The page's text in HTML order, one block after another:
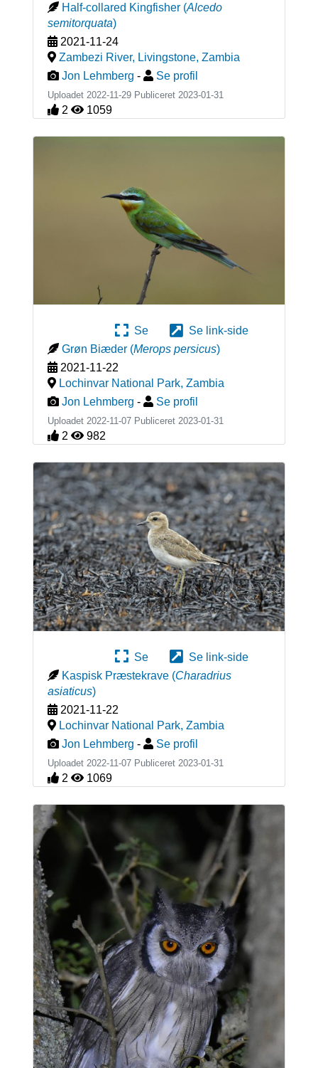
Half-collared Kingfisher (Alcedo
semitorquata)
2021-11-24
Zambezi River, Livingstone, Zambia
Jon Lehmberg - Se profil
Uploadet 2022-11-29 Publiceret 2023-01-31
2 1059
Se
Se link-side
Grøn Biæder (Merops persicus)
2021-11-22
Lochinvar National Park, Zambia
Jon Lehmberg - Se profil
Uploadet 2022-11-07 Publiceret 2023-01-31
2 982
Se
Se link-side
Kaspisk Præstekrave (Charadrius
asiaticus)
2021-11-22
Lochinvar National Park, Zambia
Jon Lehmberg - Se profil
Uploadet 2022-11-07 Publiceret 2023-01-31
2 1069